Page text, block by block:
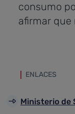
consumo
afirmar que
ENLACES
Ministerio de